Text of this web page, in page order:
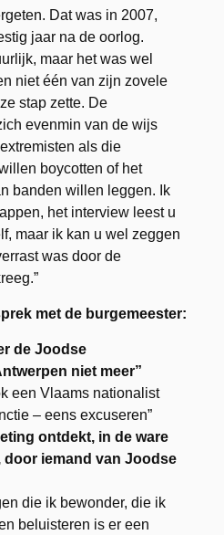
Dat was in 2007,
jaar na de oorlog.
maar het was wel
niet één van zijn zovele
stap zette. De
evenmin van de wijs
als die
boycotten of het
banden willen leggen. Ik
het interview leest u
maar ik kan u wel zeggen
was door de
met de burgemeester:
de Joodse
niet meer”
een Vlaams nationalist
– eens excuseren”
ontdekt, in de ware
door iemand van Joodse
die ik bewonder, die ik
beluisteren is er een